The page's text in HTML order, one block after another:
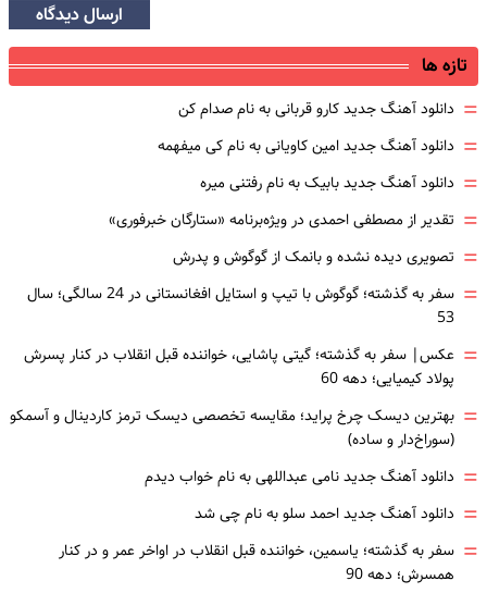
ارسال دیدگاه
تازه ها
= دانلود آهنگ جدید کارو قربانی به نام صدام کن
= دانلود آهنگ جدید امین کاویانی به نام کی میفهمه
= دانلود آهنگ جدید بابیک به نام رفتنی میره
= تقدیر از مصطفی احمدی در ویژه‌برنامه «ستارگان خبرفوری»
= تصویری دیده نشده و بانمک از گوگوش و پدرش
=
سفر به گذشته؛ گوگوش با تیپ و استایل افغانستانی در 24 سالگی؛ سال
53
= عکس| سفر به گذشته؛ گیتی پاشایی، خواننده قبل انقلاب در کنار پسرش
پولاد کیمیایی؛ دهه 60
= بهترین دیسک چرخ پراید؛ مقایسه تخصصی دیسک ترمز کاردینال و آسمکو
(سوراخ‌دار و ساده)
= دانلود آهنگ جدید نامی عبداللهی به نام خواب دیدم
= دانلود آهنگ جدید احمد سلو به نام چی شد
= سفر به گذشته؛ یاسمین، خواننده قبل انقلاب در اواخر عمر و در کنار
همسرش؛ دهه 90